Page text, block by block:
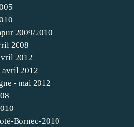
2009/2010
2008
2012
avril 2012
- mai 2012
Borneo-2010